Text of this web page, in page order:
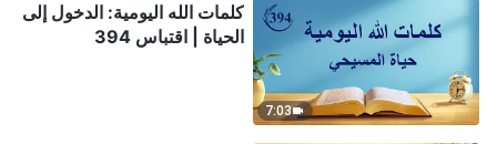
7:03
كلمات الله اليومية: الدخول إلى
الحياة | اقتباس 394